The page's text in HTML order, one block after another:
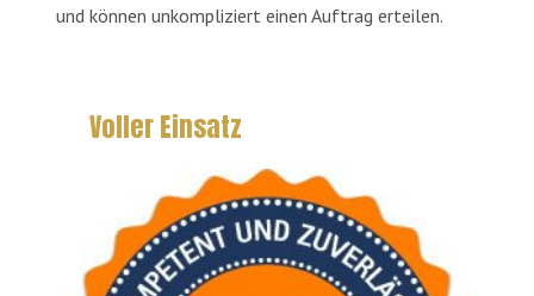
und können unkompliziert einen Auftrag erteilen.
Voller Einsatz